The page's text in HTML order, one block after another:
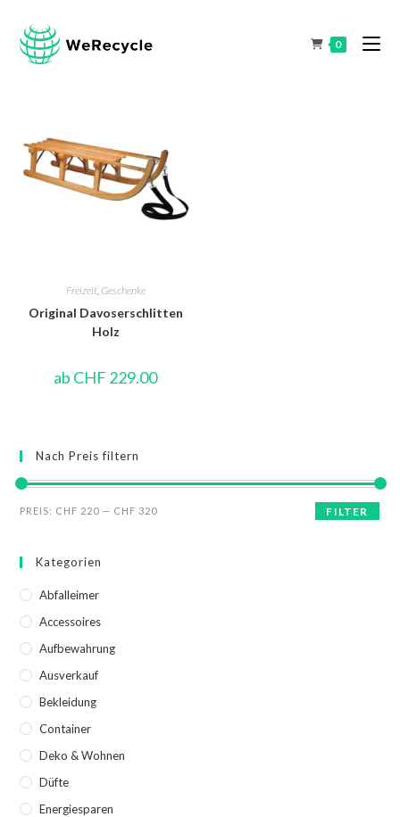
0
Freizeit, Geschenke
Original Davoserschlitten
Holz
ab CHF 229.00
Nach Preis filtern
FILTER
PREIS: CHF 220 — CHF 320
Kategorien
Abfalleimer
Accessoires
Aufbewahrung
Ausverkauf
Bekleidung
Container
Deko & Wohnen
Düfte
Energiesparen